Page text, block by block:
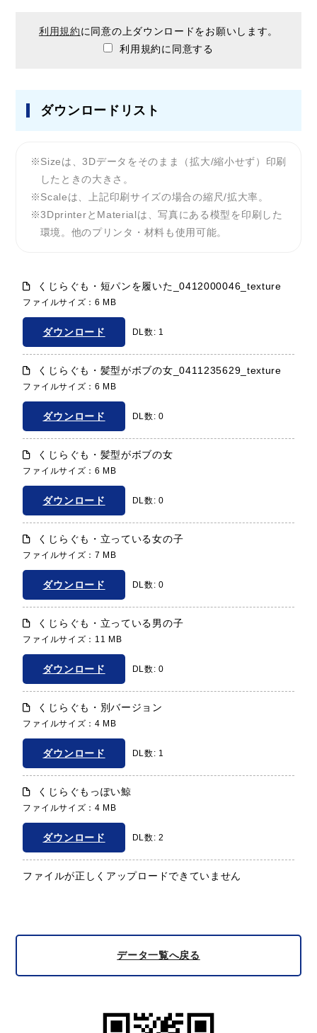
利用規約に同意の上ダウンロードをお願いします。
利用規約に同意する
ダウンロードリスト
Sizeは、3Dデータをそのまま（拡大/縮小せず）印刷
したときの大きさ。
Scaleは、上記印刷サイズの場合の縮尺/拡大率。
3DprinterとMaterialは、写真にある模型を印刷した
環境。他のプリンタ・材料も使用可能。
くじらぐも・短パンを履いた_0412000046_texture
ファイルサイズ：6 MB
ダウンロード DL数: 1
くじらぐも・髪型がボブの女_0411235629_texture
ファイルサイズ：6 MB
ダウンロード DL数: 0
くじらぐも・髪型がボブの女
ファイルサイズ：6 MB
ダウンロード DL数: 0
くじらぐも・立っている女の子
ファイルサイズ：7 MB
ダウンロード DL数: 0
くじらぐも・立っている男の子
ファイルサイズ：11 MB
ダウンロード DL数: 0
くじらぐも・別バージョン
ファイルサイズ：4 MB
ダウンロード DL数: 1
くじらぐもっぽい鯨
ファイルサイズ：4 MB
ダウンロード DL数: 2
ファイルが正しくアップロードできていません
データ一覧へ戻る